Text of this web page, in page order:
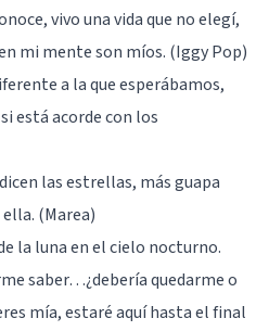
vivo una vida que no elegí,
mi mente son míos. (Iggy Pop)
a la que esperábamos,
está acorde con los
las estrellas, más guapa
(Marea)
la luna en el cielo nocturno.
saber…¿debería quedarme o
mía, estaré aquí hasta el final